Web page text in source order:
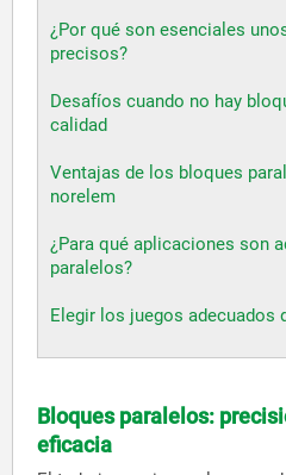
¿Por qué son esenciales
precisos?
Desafíos cuando no hay
calidad
Ventajas de los bloques
norelem
¿Para qué aplicaciones son
paralelos?
Elegir los juegos adecuados
Bloques paralelos:
eficacia